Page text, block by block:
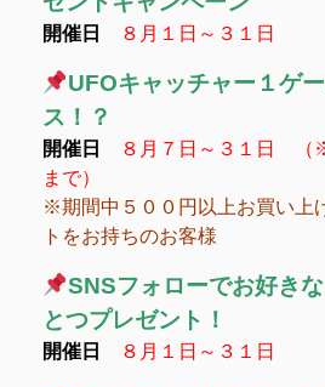
開催日 ８月１日～３１日
UFOキャッチャー１ゲ
ス！？
開催日
８月７日～３１日 （
まで）
※期間中５００円以上お買い上
トをお持ちのお客様
SNSフォローでお好き
とつプレゼント！
開催日 ８月１日～３１日